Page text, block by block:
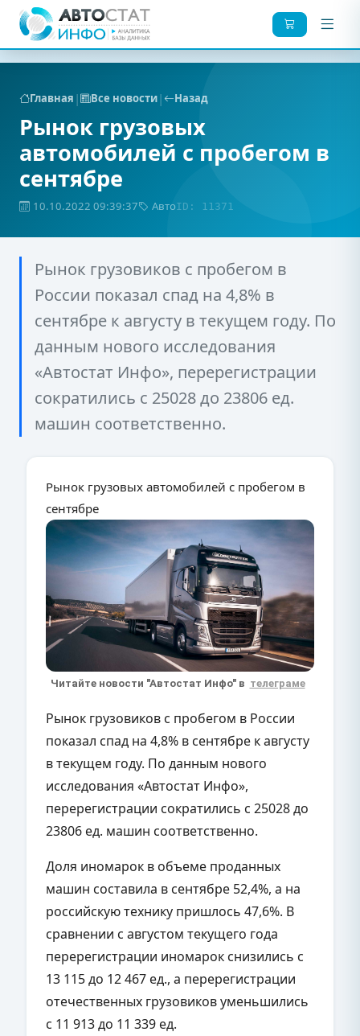
Главная | Все новости| Назад
Рынок грузовых
автомобилей с пробегом в
сентябре
10.10.2022 09:39:37 АвтоID: 11371
Рынок грузовиков с пробегом в
России показал спад на 4,8% в
сентябре к августу в текущем году. По
данным нового исследования
«Автостат Инфо», перерегистрации
сократились с 25028 до 23806 ед.
машин соответственно.
Рынок грузовых автомобилей с пробегом в
сентябре
Читайте новости "Автостат Инфо" в телеграме
Рынок грузовиков с пробегом в России
показал спад на 4,8% в сентябре к августу
в текущем году. По данным нового
исследования «Автостат Инфо»,
перерегистрации сократились с 25028 до
23806 ед. машин соответственно.
Доля иномарок в объеме проданных
машин составила в сентябре 52,4%, а на
российскую технику пришлось 47,6%. В
сравнении с августом текущего года
перерегистрации иномарок снизились с
13 115 до 12 467 ед., а перерегистрации
отечественных грузовиков уменьшились
с 11 913 до 11 339 ед.